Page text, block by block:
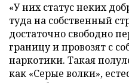
«У них статус неких
туда на собственный
достаточно свободно
границу и провозят с
наркотики. Такая
как «Серые волки»,